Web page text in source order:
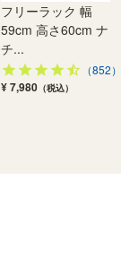
フリーラック 幅
59cm 高さ60cm ナ
チ...
（852）
¥ 7,980 （税込）